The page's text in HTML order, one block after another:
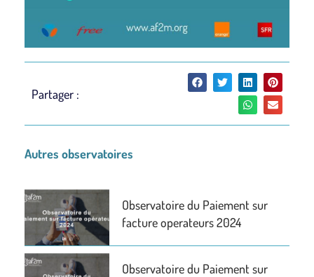
Partager :
Autres observatoires
Observatoire du Paiement sur
facture operateurs 2024
Observatoire du Paiement sur